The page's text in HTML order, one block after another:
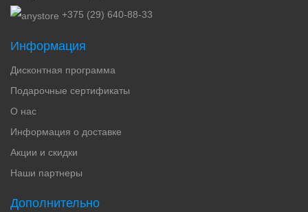
+375 (29) 640-88-33
Информация
Дисконтная программа
Подарочные сертификаты
О нас
Информация о доставке
Акции и скидки
Наши партнеры
Дополнительно